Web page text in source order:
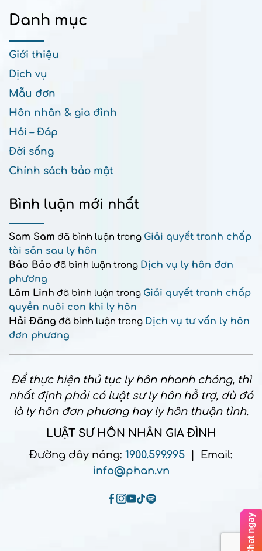
Danh mục
Giới thiệu
Dịch vụ
Mẫu đơn
Hôn nhân & gia đình
Hỏi – Đáp
Đời sống
Chính sách bảo mật
Bình luận mới nhất
Sam Sam đã bình luận trong Giải quyết tranh chấp
tài sản sau ly hôn
Bảo Bảo đã bình luận trong Dịch vụ ly hôn đơn
phương
Lâm Linh đã bình luận trong Giải quyết tranh chấp
quyền nuôi con khi ly hôn
Hải Đăng đã bình luận trong Dịch vụ tư vấn ly hôn
đơn phương
Để thực hiện thủ tục ly hôn nhanh chóng, thì
nhất định phải có luật sư ly hôn hỗ trợ, dù đó
là ly hôn đơn phương hay ly hôn thuận tình.
LUẬT SƯ HÔN NHÂN GIA ĐÌNH
Đường dây nóng: 1900.599.995 | Email:
info@phan.vn